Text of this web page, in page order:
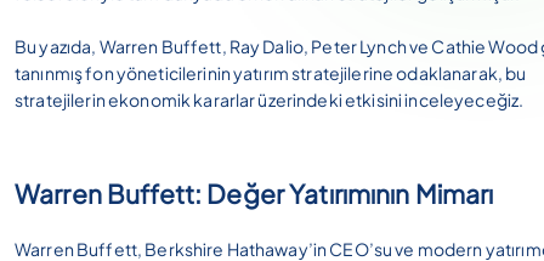
Bu yazıda, Warren Buffett, Ray Dalio, Peter Lynch ve Cathie Wood
tanınmış fon yöneticilerinin yatırım stratejilerine odaklanarak, bu
stratejilerin ekonomik kararlar üzerindeki etkisini inceleyeceğiz.
Warren Buffett: Değer Yatırımının Mimarı
Warren Buffett, Berkshire Hathaway’in CEO’su ve modern